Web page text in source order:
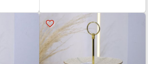
favorite_border